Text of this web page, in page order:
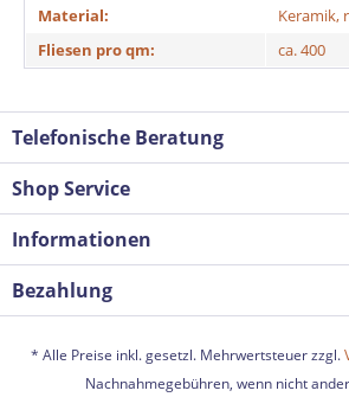
Material:
Keramik,
Fliesen pro qm:
ca. 400
Telefonische Beratung
Shop Service
Informationen
Bezahlung
* Alle Preise inkl. gesetzl. Mehrwertsteuer zzgl.
Nachnahmegebühren, wenn nicht